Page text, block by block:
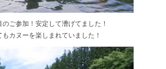
のご参加！安定して漕げてました！
もカヌーを楽しまれていました！